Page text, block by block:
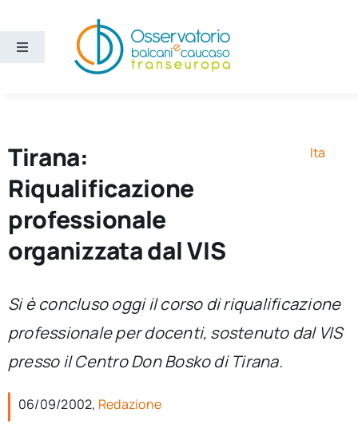
contenuto
Toggle
Ricerca e divulgazione
Sezioni
Chi siamo
per:
Newsletter
Tirana:
Riqualificazione
professionale
organizzata dal VIS
Ita
Si è concluso oggi il corso di riqualificazione
professionale per docenti, sostenuto dal VIS
presso il Centro Don Bosko di Tirana.
06/09/2002, Redazione